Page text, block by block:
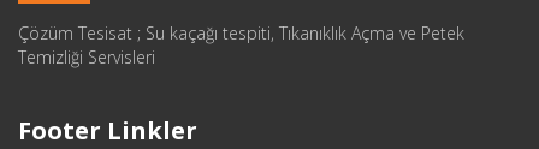
Çözüm Tesisat ; Su kaçağı tespiti, Tıkanıklık Açma ve Petek
Temizliği Servisleri
Footer Linkler